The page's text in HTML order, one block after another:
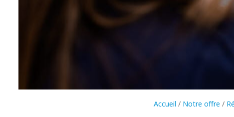
Accueil / Notre offre /